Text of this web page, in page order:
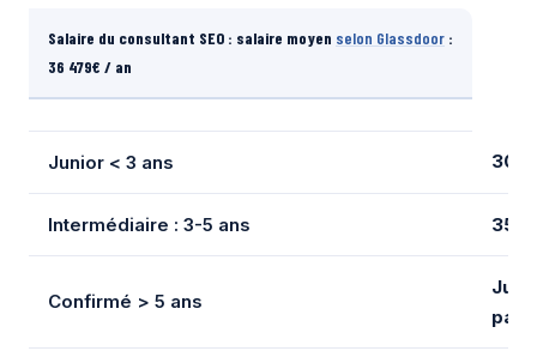
Salaire du consultant SEO : salaire moyen selon Glassdoor :
36 479€ / an
Junior < 3 ans 30/
Intermédiaire : 3-5 ans 35/
Confirmé > 5 ans
par